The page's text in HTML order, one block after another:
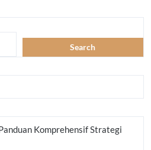
Search
Komprehensif Strategi